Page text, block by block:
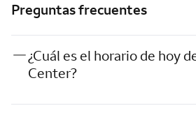
Preguntas frecuentes
¿Cuál es el horario de hoy
Center?